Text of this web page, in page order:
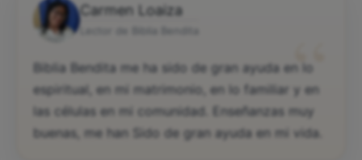
Carmen Loaiza
“
Biblia Bendita me ha sido de gran ayuda en lo
espiritual, en mi matrimonio, en lo familiar y en
las células en mi comunidad. Enseñanzas muy
buenas, me han Sido de gran ayuda en mi vida.